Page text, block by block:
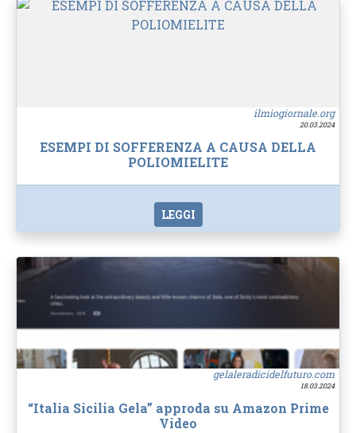
ilmiogiornale.org
20.03.2024
ESEMPI DI SOFFERENZA A CAUSA DELLA
POLIOMIELITE
LEGGI
gelaleradicidelfuturo.com
18.03.2024
“Italia Sicilia Gela” approda su Amazon Prime
Video